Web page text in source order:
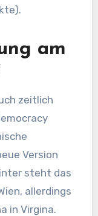
am
zeitlich
Version
steht das
allerdings
in Virgina.